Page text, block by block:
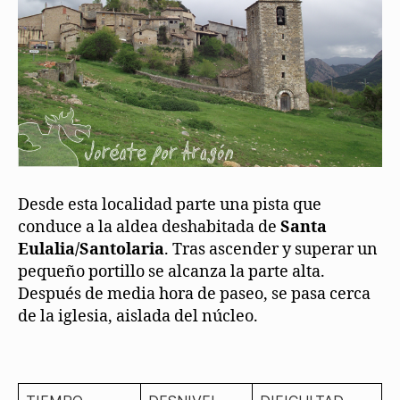
Desde esta localidad parte una pista que
conduce a la aldea deshabitada de Santa
Eulalia/Santolaria. Tras ascender y superar un
pequeño portillo se alcanza la parte alta.
Después de media hora de paseo, se pasa cerca
de la iglesia, aislada del núcleo.